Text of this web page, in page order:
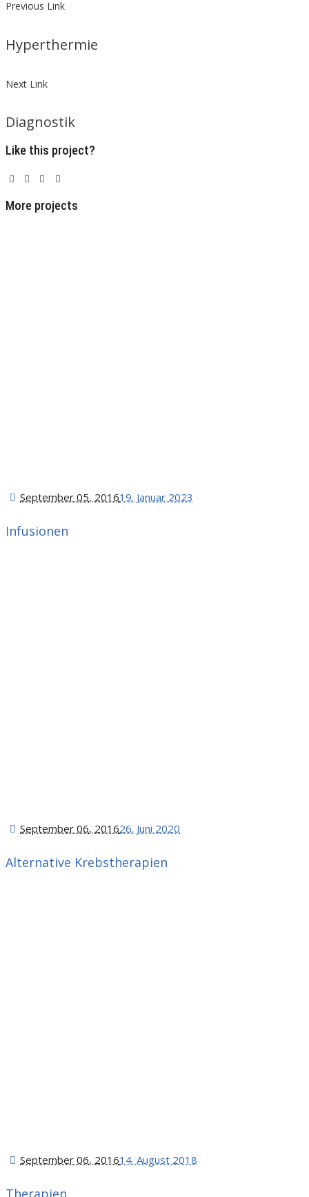
Previous Link
Hyperthermie
Next Link
Diagnostik
Like this project?
More projects
September 05, 201619. Januar 2023
Infusionen
September 06, 201626. Juni 2020
Alternative Krebstherapien
September 06, 201614. August 2018
Therapien